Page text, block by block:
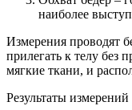
наиболее
Измерения проводят
прилегать к телу без
мягкие ткани, и
Результаты